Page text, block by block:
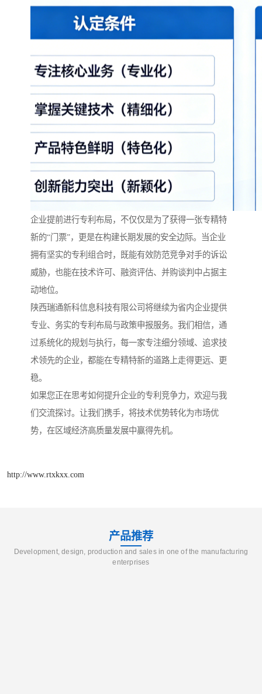
企业提前进行专利布局，不仅仅是为了获得一张专精特
新的“门票”，更是在构建长期发展的安全边际。当企业
拥有坚实的专利组合时，既能有效防范竞争对手的诉讼
威胁，也能在技术许可、融资评估、并购谈判中占据主
动地位。
陕西瑞通新科信息科技有限公司将继续为省内企业提供
专业、务实的专利布局与政策申报服务。我们相信，通
过系统化的规划与执行，每一家专注细分领域、追求技
术领先的企业，都能在专精特新的道路上走得更远、更
稳。
如果您正在思考如何提升企业的专利竞争力，欢迎与我
们交流探讨。让我们携手，将技术优势转化为市场优
势，在区域经济高质量发展中赢得先机。
http://www.rtxkxx.com
产品推荐
Development, design, production and sales in one of the manufacturing
enterprises